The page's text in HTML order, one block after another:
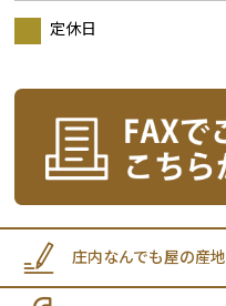
定休日
庄内なんでも屋の産